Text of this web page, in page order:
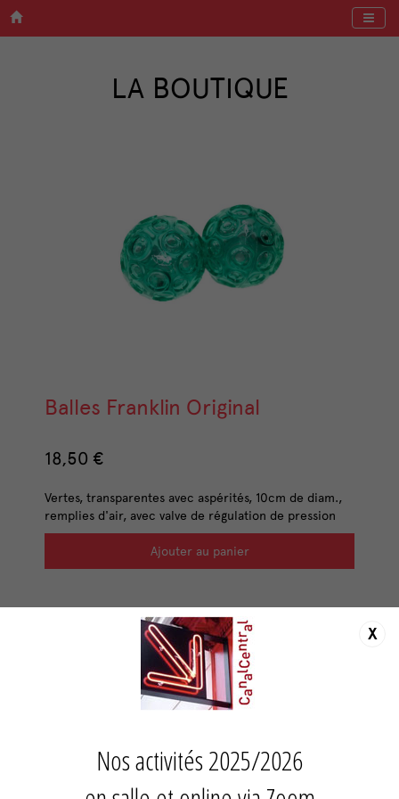
Menu
LA BOUTIQUE
Balles Franklin Original
18,50 €
Vertes, transparentes avec aspérités, 10cm de diam.,
remplies d'air, avec valve de régulation de pression
Ajouter au panier
DÉCOUVREZ AUSSI
Nos activités 2025/2026
X